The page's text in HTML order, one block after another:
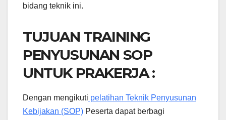
bidang teknik ini.
TUJUAN TRAINING
PENYUSUNAN SOP
UNTUK PRAKERJA :
Dengan mengikuti pelatihan Teknik Penyusunan
Kebijakan (SOP) Peserta dapat berbagi